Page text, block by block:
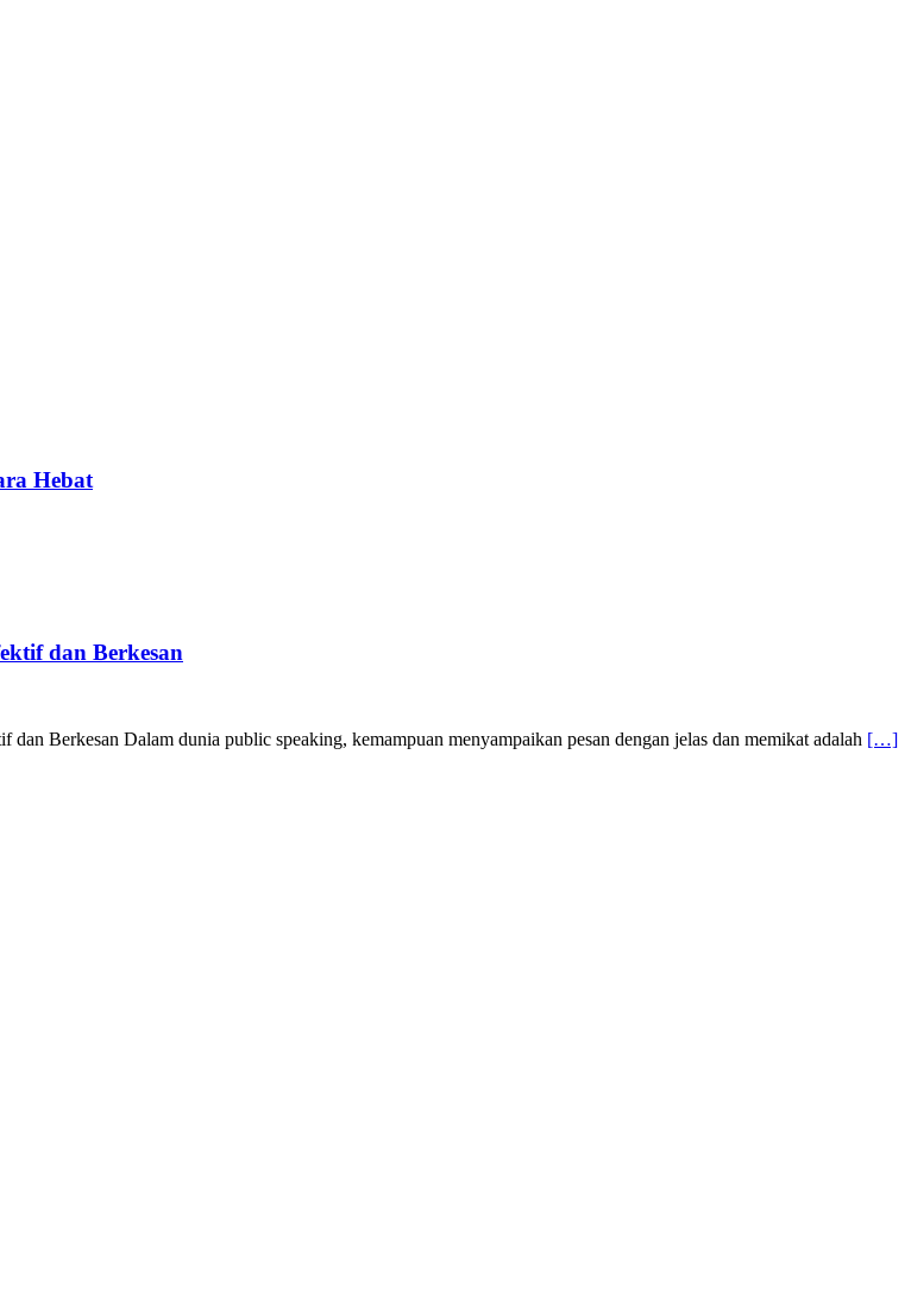
Hebat
dan Berkesan
Berkesan Dalam dunia public speaking, kemampuan menyampaikan pesan dengan jelas dan memikat adalah […]